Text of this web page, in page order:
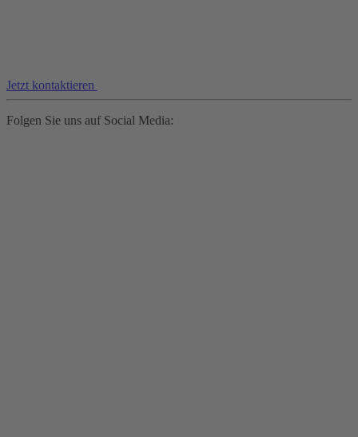
Jetzt kontaktieren
Folgen Sie uns auf Social Media: